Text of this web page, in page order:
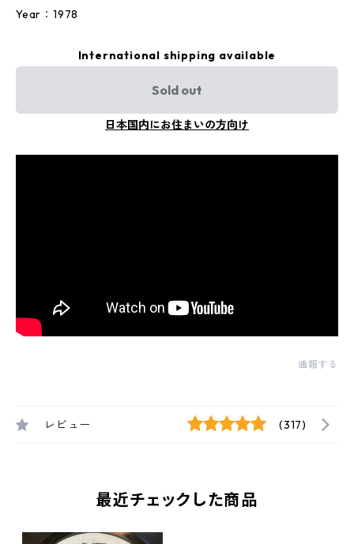
Year：1978
International shipping available
Sold out
日本国内にお住まいの方向け
通報する
レビュー (317)
最近チェックした商品